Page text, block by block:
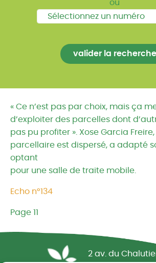
ou
« Ce n’est pas par choix, mais ça
d’exploiter des parcelles dont
pas pu profiter ». Xose Garcia
parcellaire est dispersé, a adapté
optant
pour une salle de traite mobile.
Echo n°134
Page 11
Réseau CIVAM -
2 av. du